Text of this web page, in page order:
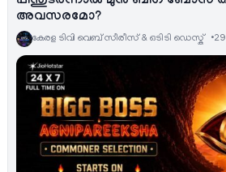
അവസരമോ?
കേരള ടിവി വെബ് സീരീസ് & ഒടിടി ഡെസ്ക്